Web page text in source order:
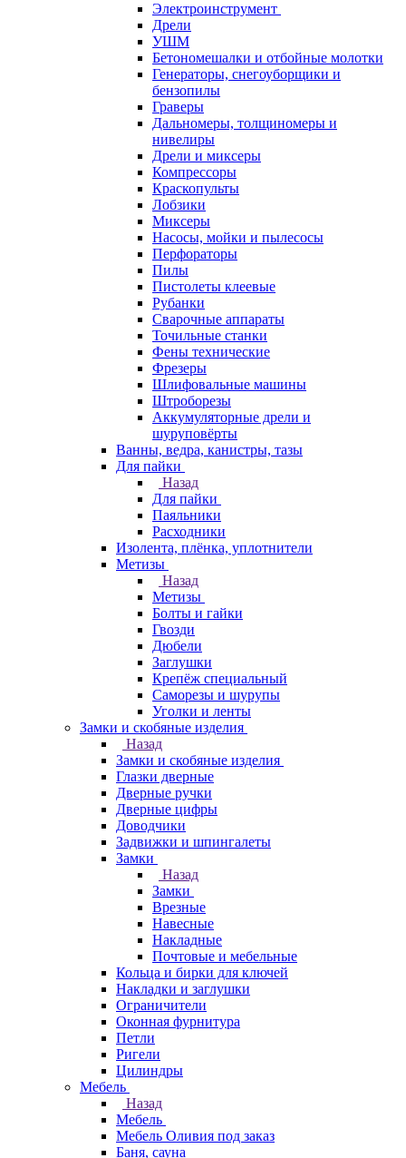
Электроинструмент
Дрели
УШМ
Бетономешалки и отбойные молотки
Генераторы, снегоуборщики и
бензопилы
Граверы
Дальномеры, толщиномеры и
нивелиры
Дрели и миксеры
Компрессоры
Краскопульты
Лобзики
Миксеры
Насосы, мойки и пылесосы
Перфораторы
Пилы
Пистолеты клеевые
Рубанки
Сварочные аппараты
Точильные станки
Фены технические
Фрезеры
Шлифовальные машины
Штроборезы
Аккумуляторные дрели и
шуруповёрты
Ванны, ведра, канистры, тазы
Для пайки
Назад
Для пайки
Паяльники
Расходники
Изолента, плёнка, уплотнители
Метизы
Назад
Метизы
Болты и гайки
Гвозди
Дюбели
Заглушки
Крепёж специальный
Саморезы и шурупы
Уголки и ленты
Замки и скобяные изделия
Назад
Замки и скобяные изделия
Глазки дверные
Дверные ручки
Дверные цифры
Доводчики
Задвижки и шпингалеты
Замки
Назад
Замки
Врезные
Навесные
Накладные
Почтовые и мебельные
Кольца и бирки для ключей
Накладки и заглушки
Ограничители
Оконная фурнитура
Петли
Ригели
Цилиндры
Мебель
Назад
Мебель
Мебель Оливия под заказ
Баня, сауна